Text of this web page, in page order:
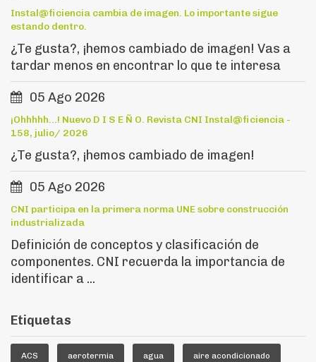
Instal@ficiencia cambia de imagen. Lo importante sigue
estando dentro.
¿Te gusta?, ¡hemos cambiado de imagen! Vas a
tardar menos en encontrar lo que te interesa
05 Ago 2026
¡Ohhhhh...! Nuevo D I S E Ñ O. Revista CNI Instal@ficiencia -
158, julio/ 2026
¿Te gusta?, ¡hemos cambiado de imagen!
05 Ago 2026
CNI participa en la primera norma UNE sobre construcción
industrializada
Definición de conceptos y clasificación de
componentes. CNI recuerda la importancia de
identificar a ...
Etiquetas
ACS aerotermia agua aire acondicionado